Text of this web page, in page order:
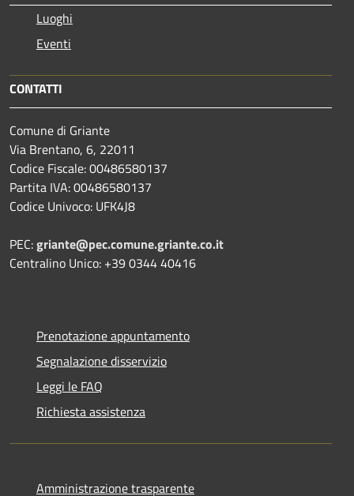
Luoghi
Eventi
CONTATTI
Comune di Griante
Via Brentano, 6, 22011
Codice Fiscale: 00486580137
Partita IVA: 00486580137
Codice Univoco: UFK4J8
PEC:griante@pec.comune.griante.co.it
Centralino Unico: +39 0344 40416
Prenotazione appuntamento
Segnalazione disservizio
Leggi le FAQ
Richiesta assistenza
Amministrazione trasparente